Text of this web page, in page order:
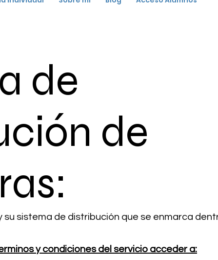
de
de
su sistema de distribución que se enmarca
y condiciones del servicio acceder a: